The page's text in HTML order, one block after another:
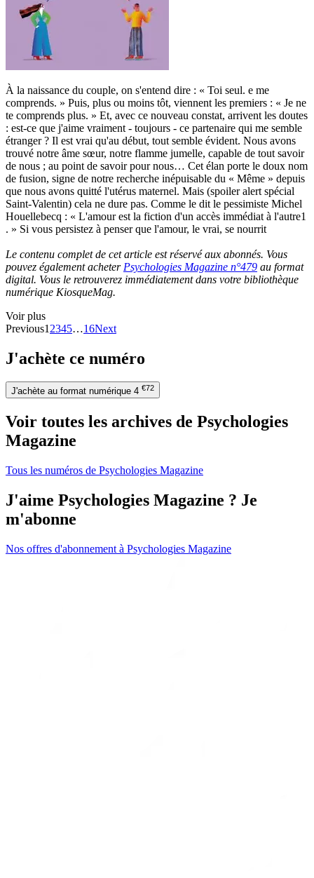
À la naissance du couple, on s'entend dire : « Toi seul. e me
comprends. » Puis, plus ou moins tôt, viennent les premiers : « Je ne
te comprends plus. » Et, avec ce nouveau constat, arrivent les doutes
: est-ce que j'aime vraiment - toujours - ce partenaire qui me semble
étranger ? Il est vrai qu'au début, tout semble évident. Nous avons
trouvé notre âme sœur, notre flamme jumelle, capable de tout savoir
de nous ; au point de savoir pour nous… Cet élan porte le doux nom
de fusion, signe de notre recherche inépuisable du « Même » depuis
que nous avons quitté l'utérus maternel. Mais (spoiler alert spécial
Saint-Valentin) cela ne dure pas. Comme le dit le pessimiste Michel
Houellebecq : « L'amour est la fiction d'un accès immédiat à l'autre1
. » Si vous persistez à penser que l'amour, le vrai, se nourrit
Le contenu complet de cet article est réservé aux abonnés. Vous
pouvez également acheter Psychologies Magazine n°479 au format
digital. Vous le retrouverez immédiatement dans votre bibliothèque
numérique KiosqueMag.
Voir plus
Previous1 2345…16Next
J'achète ce numéro
J'achète au format numérique 4 €72
Voir toutes les archives de Psychologies
Magazine
Tous les numéros de Psychologies Magazine
J'aime Psychologies Magazine ? Je
m'abonne
Nos offres d'abonnement à Psychologies Magazine